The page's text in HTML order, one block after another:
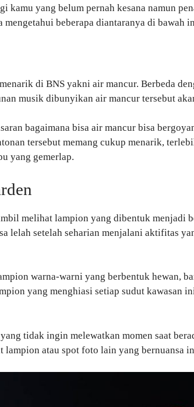
kamu yang belum pernah kesana namun
mengetahui beberapa diantaranya di bawah
di BNS yakni air mancur. Berbeda
musik dibunyikan air mancur tersebut
bagaimana bisa air mancur bisa
tersebut memang cukup menarik,
yang gemerlap.
melihat lampion yang dibentuk menjadi
lelah setelah seharian menjalani aktifitas
warna-warni yang berbentuk hewan,
yang menghiasi setiap sudut kawasan
tidak ingin melewatkan momen saat
atau spot foto lain yang bernuansa